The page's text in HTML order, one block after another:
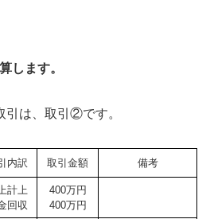
します。
引は、取引②です。
内訳 取引金額 備考
計上
回収
400万円
400万円